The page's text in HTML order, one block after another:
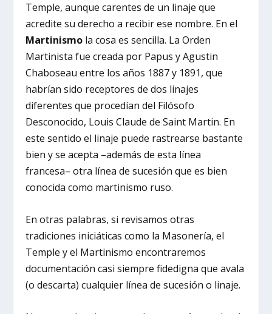
Temple, aunque carentes de un linaje que
acredite su derecho a recibir ese nombre. En el
Martinismo la cosa es sencilla. La Orden
Martinista fue creada por Papus y Agustin
Chaboseau entre los años 1887 y 1891, que
habrían sido receptores de dos linajes
diferentes que procedían del Filósofo
Desconocido, Louis Claude de Saint Martin. En
este sentido el linaje puede rastrearse bastante
bien y se acepta –además de esta línea
francesa– otra línea de sucesión que es bien
conocida como martinismo ruso.
En otras palabras, si revisamos otras
tradiciones iniciáticas como la Masonería, el
Temple y el Martinismo encontraremos
documentación casi siempre fidedigna que avala
(o descarta) cualquier línea de sucesión o linaje.